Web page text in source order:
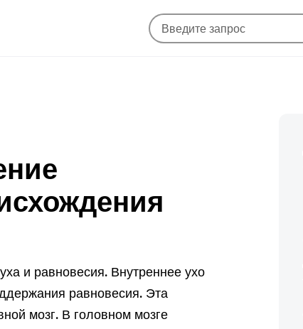
и равновесия. Внутреннее ухо
равновесия. Эта
мозг. В головном мозге